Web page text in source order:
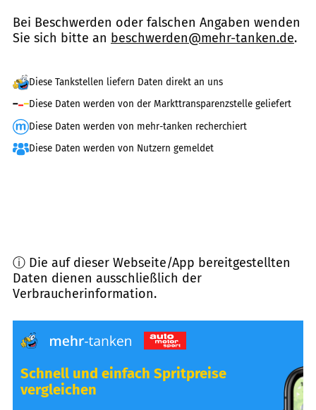
Bei Beschwerden oder falschen Angaben wenden
Sie sich bitte an beschwerden@mehr-tanken.de.
Diese Tankstellen liefern Daten direkt an uns
Diese Daten werden von der Markttransparenzstelle geliefert
Diese Daten werden von mehr-tanken recherchiert
Diese Daten werden von Nutzern gemeldet
ⓘ Die auf dieser Webseite/App bereitgestellten
Daten dienen ausschließlich der
Verbraucherinformation.
Schnell und einfach Spritpreise
vergleichen